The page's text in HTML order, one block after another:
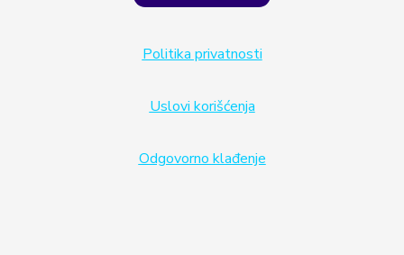
Politika privatnosti
Uslovi korišćenja
Odgovorno klađenje